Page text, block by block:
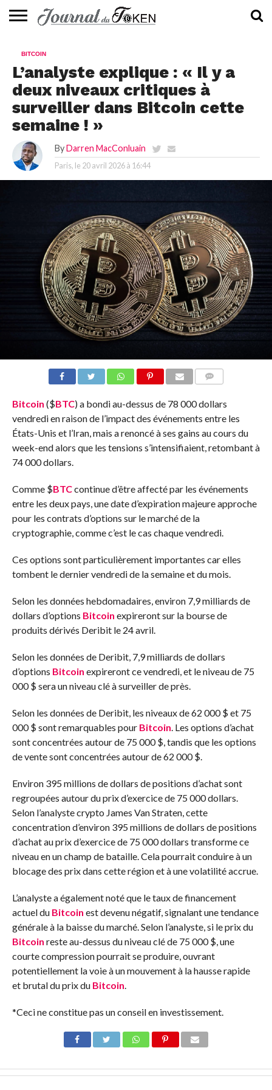
📰
EVALUATION
GUIDE
TENDANCES
À
CONTACTEZ-
BITCOIN
L’analyste explique : « Il y a
deux niveaux critiques à
surveiller dans Bitcoin cette
semaine ! »
By Darren MacConluain
Paris, le 20 avril 2026 à 16:44
Bitcoin ($BTC) a bondi au-dessus de 78 000 dollars
vendredi en raison de l’impact des événements entre les
États-Unis et l’Iran, mais a renoncé à ses gains au cours du
week-end alors que les tensions s’intensifiaient, retombant à
74 000 dollars.
Comme $BTCcontinue d’être affecté par les événements
entre les deux pays, une date d’expiration majeure approche
pour les contrats d’options sur le marché de la
cryptographie, comme c’est le cas chaque vendredi.
Ces options sont particulièrement importantes car elles
tombent le dernier vendredi de la semaine et du mois.
Selon les données hebdomadaires, environ 7,9 milliards de
dollars d’options Bitcoin expireront sur la bourse de
produits dérivés Deribit le 24 avril.
Selon les données de Deribit, 7,9 milliards de dollars
d’options Bitcoin expireront ce vendredi, et le niveau de 75
000 $ sera un niveau clé à surveiller de près.
Selon les données de Deribit, les niveaux de 62 000 $ et 75
000 $ sont remarquables pour Bitcoin. Les options d’achat
sont concentrées autour de 75 000 $, tandis que les options
de vente sont concentrées autour de 62 000 $.
Environ 395 millions de dollars de positions d’achat sont
regroupées autour du prix d’exercice de 75 000 dollars.
Selon l’analyste crypto James Van Straten, cette
concentration d’environ 395 millions de dollars de positions
d’achat au prix d’exercice de 75 000 dollars transforme ce
niveau en un champ de bataille. Cela pourrait conduire à un
blocage des prix dans cette région et à une volatilité accrue.
L’analyste a également noté que le taux de financement
actuel du Bitcoin est devenu négatif, signalant une tendance
générale à la baisse du marché. Selon l’analyste, si le prix du
Bitcoin reste au-dessus du niveau clé de 75 000 $, une
courte compression pourrait se produire, ouvrant
potentiellement la voie à un mouvement à la hausse rapide
et brutal du prix du Bitcoin.
*Ceci ne constitue pas un conseil en investissement.